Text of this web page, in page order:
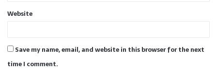
Website
Save my name, email, and website in this browser for the next
time I comment.